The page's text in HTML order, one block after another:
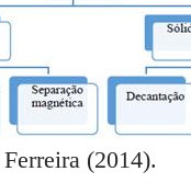
(2014).